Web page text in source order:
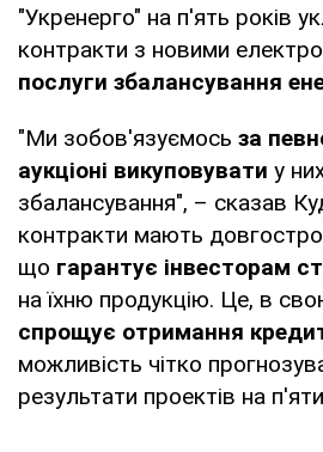
"Укренерго" на п'ять років
контракти з новими
послуги збалансування
"Ми зобов'язуємось за
аукціоні викуповувати у
збалансування", – сказав
контракти мають
що гарантує інвесторам
на їхню продукцію. Це, в
спрощує отримання
можливість чітко
результати проектів на